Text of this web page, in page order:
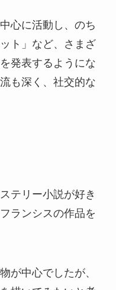
心に活動し、のち
ト」など、さまざ
発表するようにな
も深く、社交的な
テリー小説が好き
ランシスの作品を
が中心でしたが、